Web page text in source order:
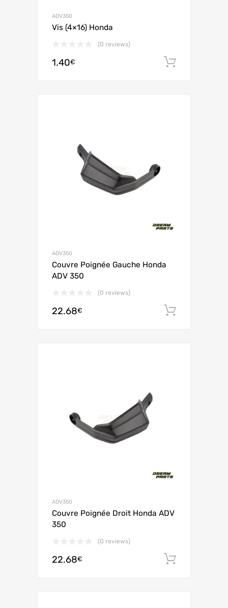
ADV350
Vis (4×16) Honda
(0 reviews)
1.40€
ADV350
Couvre Poignée Gauche Honda
ADV 350
(0 reviews)
22.68€
ADV350
Couvre Poignée Droit Honda ADV
350
(0 reviews)
22.68€